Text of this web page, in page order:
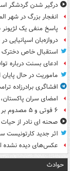
درگیر شدن گردشگر
انفجار بزرگ در شهر
پاسخ منفی یک
دروازه‌بان
استقبال خاص دخترک
ادعای بسنت درباره
ماموریت در حال
افشاگری برادرزاده
امضای سران
۶ فوتی و ۵ مصدوم بر اثر تصادف زنجیره‌ای
صحنه ای نادر از
اثر جدید کارتونیست
عکس‌های دیده نشده
حوادث